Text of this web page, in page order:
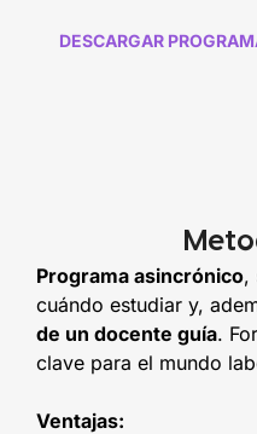
DESCARGAR
Programa asincrónico,
cuándo estudiar y,
de un docente guía.
clave para el mundo
Ventajas: